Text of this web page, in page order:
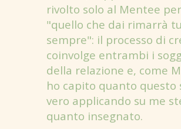
rivolto solo al Mentee
"quello che dai rimarrà
sempre": il processo di
coinvolge entrambi i
della relazione e, come
ho capito quanto questo
vero applicando su me
quanto insegnato.